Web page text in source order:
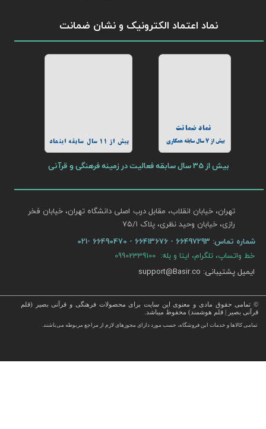
© تمامی حقوق مادی و معنوی این سایت برای محصولات فرهنگی و قرآنی بصیر (قلم
قرآنی بصیر | قلم هوشمند) محفوظ میباشد.
تمامی كالاها و خدمات این فروشگاه، حسب مورد دارای مجوزهای لازم از مراجع مربوطه می‌باشند.
، انواع قلم قرآنی ، انواع کتاب نفیس و قرآن نفیس , قرآن عروس , کتب نفیس و معطر , کتاب چرمی و سایر محصولات
نماد اعتماد الکترونیک و نشان ضمانت
بیش از 11 سال سابقه اینماد
بیش از 35 سال سابقه فعالیت در زمینه فرهنگی و قرآنی
بیش از 7 سال سابقه همکاری
تهران، خیابان انقلاب، مقابل درب اصلی دانشگاه تهران، خیابان فخر
رازی، خیابان وحید نظری، پلاک ۷۵/۱​​​​​​​
شماره تماس:
خط واتساپ، تلگرام، ایتا و بله: 09902339100
ایمیل پشتیبانی: support@Basir.co